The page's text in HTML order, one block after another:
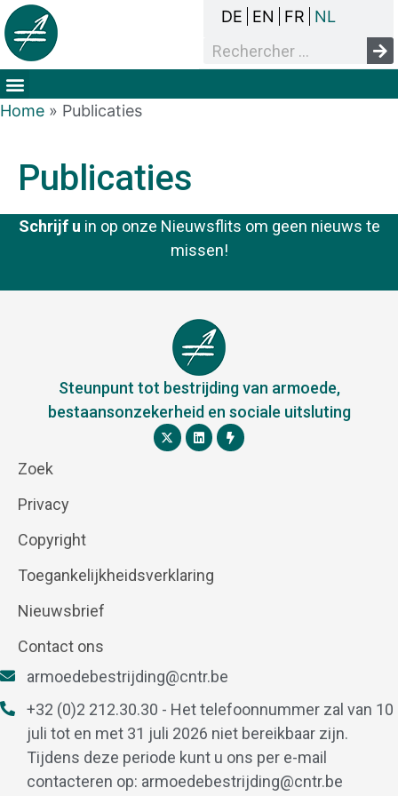
DE EN FR NL
Home » Publicaties
Publicaties
Schrijf u in op onze Nieuwsflits om geen nieuws te
missen!
Steunpunt tot bestrijding van armoede,
bestaansonzekerheid en sociale uitsluting
Zoek
Privacy
Copyright
Toegankelijkheidsverklaring
Nieuwsbrief
Contact ons
armoedebestrijding@cntr.be
+32 (0)2 212.30.30 - Het telefoonnummer zal van 10
juli tot en met 31 juli 2026 niet bereikbaar zijn.
Tijdens deze periode kunt u ons per e-mail
contacteren op: armoedebestrijding@cntr.be